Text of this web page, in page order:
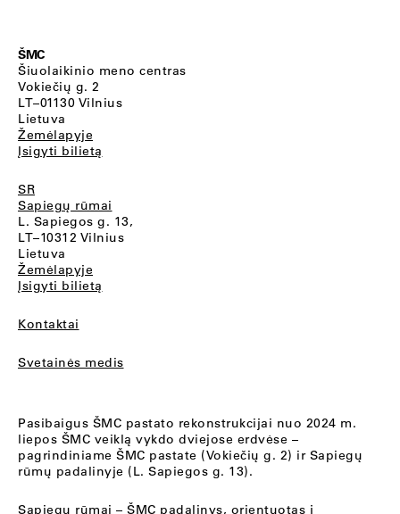
ŠMC
Šiuolaikinio meno centras
Vokiečių g. 2
LT–01130 Vilnius
Lietuva
Žemėlapyje
Įsigyti bilietą
SR
Sapiegų rūmai
L. Sapiegos g. 13,
LT–10312 Vilnius
Lietuva
Žemėlapyje
Įsigyti bilietą
Kontaktai
Svetainės medis
Pasibaigus ŠMC pastato rekonstrukcijai nuo 2024 m.
liepos ŠMC veiklą vykdo dviejose erdvėse –
pagrindiniame ŠMC pastate (Vokiečių g. 2) ir Sapiegų
rūmų padalinyje (L. Sapiegos g. 13).
Sapiegų rūmai – ŠMC padalinys, orientuotas į